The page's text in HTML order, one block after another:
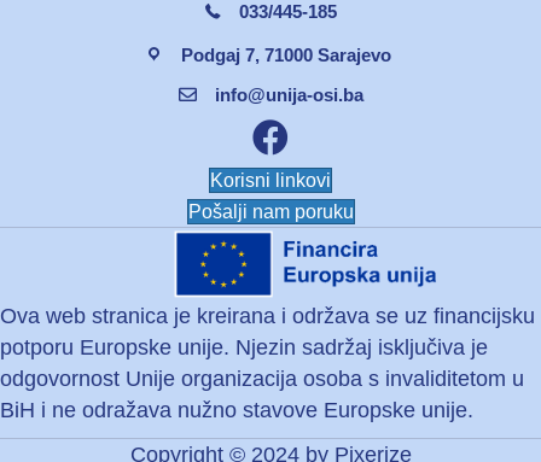
033/445-185
Podgaj 7, 71000 Sarajevo
info@unija-osi.ba
Facebook unija osi
Korisni linkovi
Pošalji nam poruku
Ova web stranica je kreirana i održava se uz financijsku
potporu Europske unije. Njezin sadržaj isključiva je
odgovornost Unije organizacija osoba s invaliditetom u
BiH i ne odražava nužno stavove Europske unije.
Copyright © 2024 by Pixerize